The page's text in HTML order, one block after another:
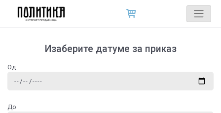
Изаберите датуме за приказ
Од
До